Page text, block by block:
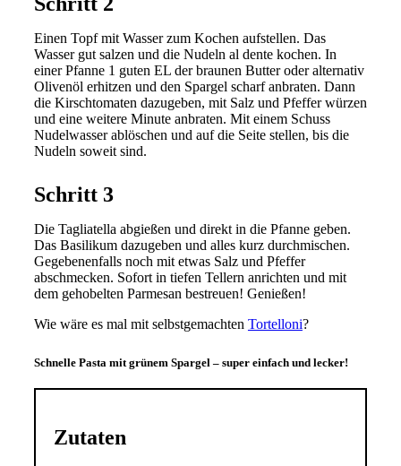
Einen Topf mit Wasser zum Kochen aufstellen. Das
Wasser gut salzen und die Nudeln al dente kochen. In
einer Pfanne 1 guten EL der braunen Butter oder alternativ
Olivenöl erhitzen und den Spargel scharf anbraten. Dann
die Kirschtomaten dazugeben, mit Salz und Pfeffer würzen
und eine weitere Minute anbraten. Mit einem Schuss
Nudelwasser ablöschen und auf die Seite stellen, bis die
Nudeln soweit sind.
Schritt 3
Die Tagliatella abgießen und direkt in die Pfanne geben.
Das Basilikum dazugeben und alles kurz durchmischen.
Gegebenenfalls noch mit etwas Salz und Pfeffer
abschmecken. Sofort in tiefen Tellern anrichten und mit
dem gehobelten Parmesan bestreuen! Genießen!
Wie wäre es mal mit selbstgemachten Tortelloni?
Schnelle Pasta mit grünem Spargel – super einfach und lecker!
Zutaten